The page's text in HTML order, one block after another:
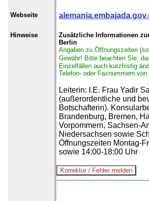
Webseite
Hinweise
Zusätzliche Informationen
Berlin
Angaben zu Öffnungszeiten
Gewähr! Bitte beachten Sie,
Einzelfällen auch kurzfristig
Telefon- oder Faxnummern
Leiterin: I.E. Frau Yadir
(außerordentliche und
Botschafterin).
Brandenburg, Bremen,
Vorpommern, Sachsen-
Niedersachsen sowie
Öffnungszeiten Montag-
sowie 14:00-18:00 Uhr